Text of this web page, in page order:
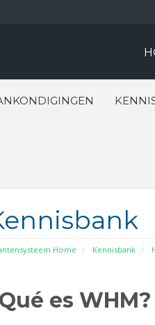
Home Kennisbank
es WHM?